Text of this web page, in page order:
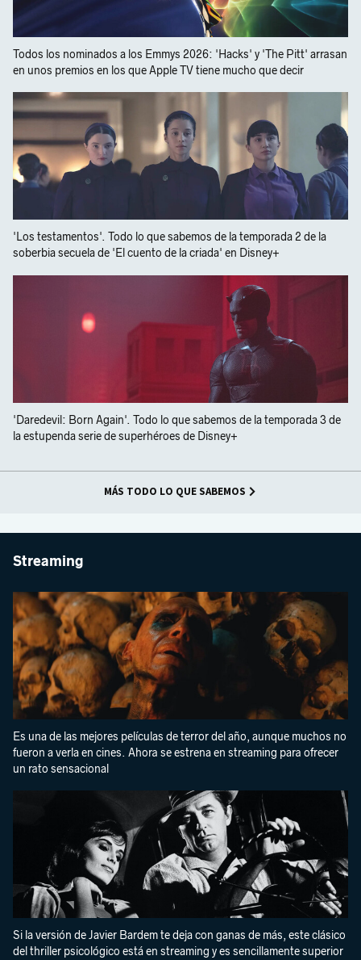
Todos los nominados a los Emmys 2026: 'Hacks' y 'The Pitt' arrasan
en unos premios en los que Apple TV tiene mucho que decir
'Los testamentos'. Todo lo que sabemos de la temporada 2 de la
soberbia secuela de 'El cuento de la criada' en Disney+
'Daredevil: Born Again'. Todo lo que sabemos de la temporada 3 de
la estupenda serie de superhéroes de Disney+
MÁS TODO LO QUE SABEMOS
Streaming
Es una de las mejores películas de terror del año, aunque muchos no
fueron a verla en cines. Ahora se estrena en streaming para ofrecer
un rato sensacional
Si la versión de Javier Bardem te deja con ganas de más, este clásico
del thriller psicológico está en streaming y es sencillamente superior